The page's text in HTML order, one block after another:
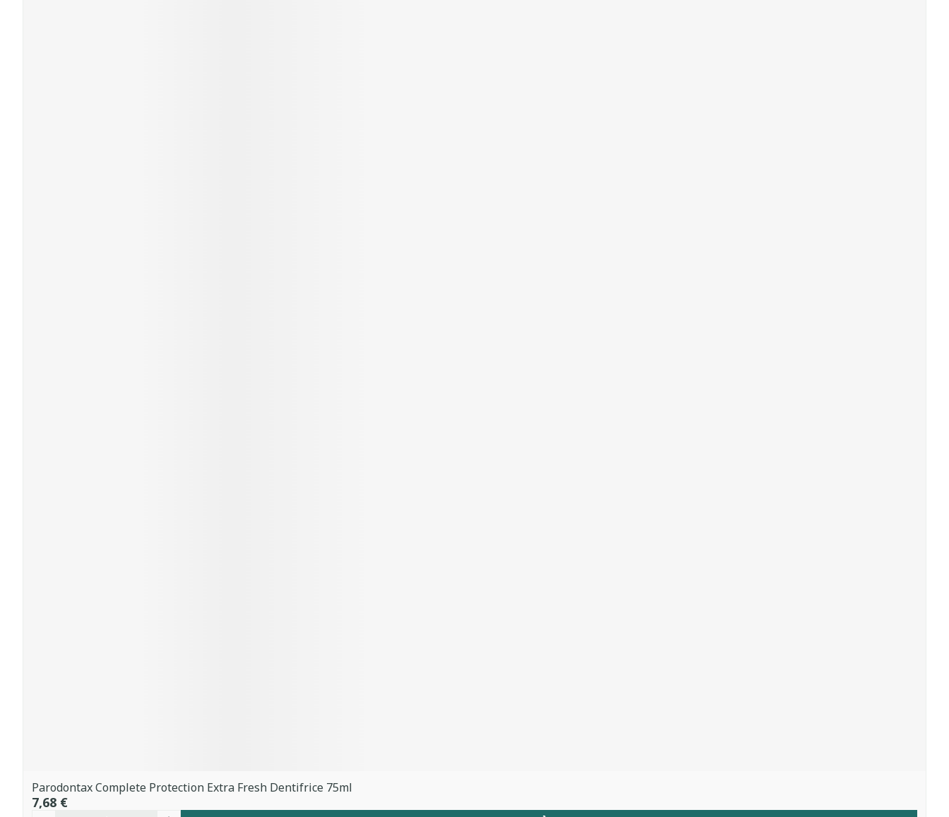
Parodontax Complete Protection Extra Fresh Dentifrice 75ml
7,68 €